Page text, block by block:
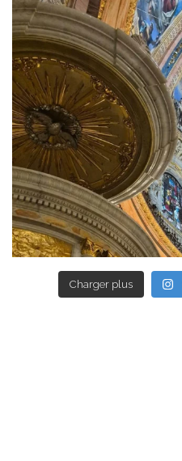
Charger plus